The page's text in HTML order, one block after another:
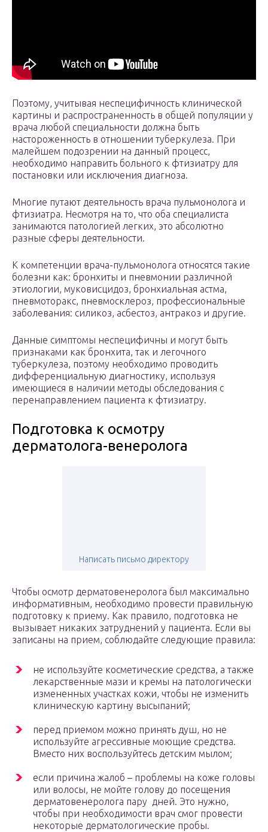
Поэтому, учитывая неспецифичность клинической
картины и распространенность в общей популяции у
врача любой специальности должна быть
настороженность в отношении туберкулеза. При
малейшем подозрении на данный процесс,
необходимо направить больного к фтизиатру для
постановки или исключения диагноза.
Многие путают деятельность врача пульмонолога и
фтизиатра. Несмотря на то, что оба специалиста
занимаются патологией легких, это абсолютно
разные сферы деятельности.
К компетенции врача-пульмонолога относятся такие
болезни как: бронхиты и пневмонии различной
этиологии, муковисцидоз, бронхиальная астма,
пневмоторакс, пневмосклероз, профессиональные
заболевания: силикоз, асбестоз, антракоз и другие.
Данные симптомы неспецифичны и могут быть
признаками как бронхита, так и легочного
туберкулеза, поэтому необходимо проводить
дифференциальную диагностику, используя
имеющиеся в наличии методы обследования с
перенаправлением пациента к фтизиатру.
Подготовка к осмотру
дерматолога-венеролога
Написать письмо директору
Чтобы осмотр дерматовенеролога был максимально
информативным, необходимо провести правильную
подготовку к приему. Как правило, подготовка не
вызывает никаких затруднений у пациента. Если вы
записаны на прием, соблюдайте следующие правила:
не используйте косметические средства, а также
лекарственные мази и кремы на патологически
измененных участках кожи, чтобы не изменить
клиническую картину высыпаний;
перед приемом можно принять душ, но не
используйте агрессивные моющие средства.
Вместо них воспользуйтесь детским мылом;
если причина жалоб – проблемы на коже головы
или волосы, не мойте голову до посещения
дерматовенеролога пару дней. Это нужно,
чтобы при необходимости врач смог провести
некоторые дерматологические пробы.